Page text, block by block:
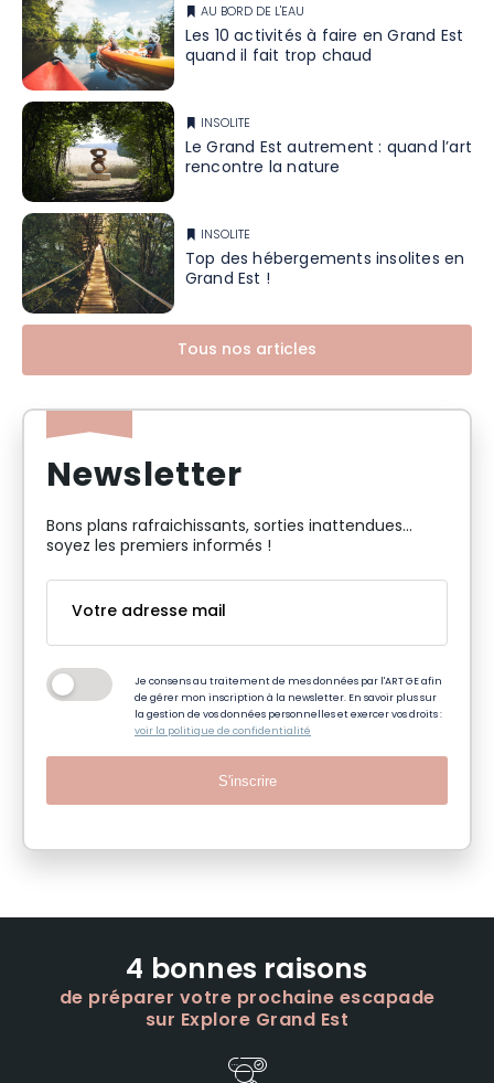
AU BORD DE L'EAU
Les 10 activités à faire en Grand Est
quand il fait trop chaud
INSOLITE
Le Grand Est autrement : quand l’art
rencontre la nature
INSOLITE
Top des hébergements insolites en
Grand Est !
Tous nos articles
Newsletter
Bons plans rafraichissants, sorties inattendues…
soyez les premiers informés !
Je consens au traitement de mes données par l'ART GE afin
de gérer mon inscription à la newsletter. En savoir plus sur
la gestion de vos données personnelles et exercer vos droits :
voir la politique de confidentialité
S'inscrire
4 bonnes raisons
de préparer votre prochaine escapade
sur Explore Grand Est